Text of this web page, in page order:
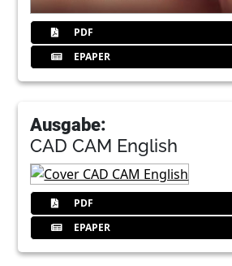
PDF
EPAPER
Ausgabe:
CAD CAM English
PDF
EPAPER